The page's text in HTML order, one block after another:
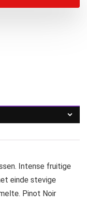
Intense fruitige
einde stevige
Pinot Noir